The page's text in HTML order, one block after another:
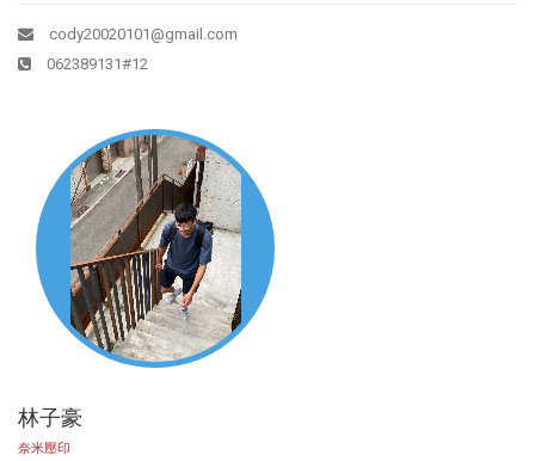
cody20020101@gmail.com
062389131#12
林子豪
奈米壓印